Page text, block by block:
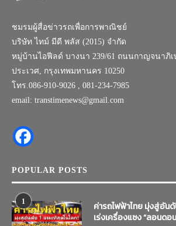
ชมรมผู้สื่อข่าวรถเพื่อการพาณิชย์
บริษัท ไทม์ มีดี พลัส (2015) จำกัด
หมู่บ้านไอฟีลด์ บางนา 239/61 ถนนกาญจนาภิเ
ประเวศ, กรุงเทพมหานคร 10250
โทร.086-910-9026 , 081-234-7985
email: transtimenews@gmail.com
POPULAR POSTS
1
ค่ารถไฟฟ้าไทย มุ่งสู่อัน
เร่งเครื่องแซง “ลอนด